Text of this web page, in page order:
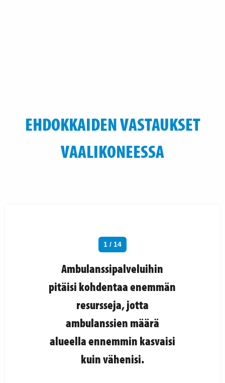
EHDOKKAIDEN VASTAUKSET
VAALIKONEESSA
1 / 14
Ambulanssipalveluihin
pitäisi kohdentaa enemmän
resursseja, jotta
ambulanssien määrä
alueella ennemmin kasvaisi
kuin vähenisi.